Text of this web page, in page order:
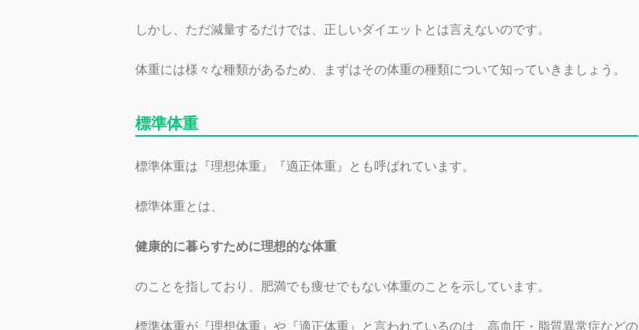
しかし、ただ減量するだけでは、正しいダイエットとは言えないのです。
体重には様々な種類があるため、まずはその体重の種類について知っていきましょう。
標準体重
標準体重は『理想体重』『適正体重』とも呼ばれています。
標準体重とは、
健康的に暮らすために理想的な体重
のことを指しており、肥満でも痩せでもない体重のことを示しています。
標準体重が『理想体重』や『適正体重』と言われているのは、高血圧・脂質異常症などの